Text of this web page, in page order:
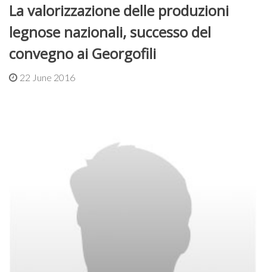
La valorizzazione delle produzioni
legnose nazionali, successo del
convegno ai Georgofili
22 June 2016